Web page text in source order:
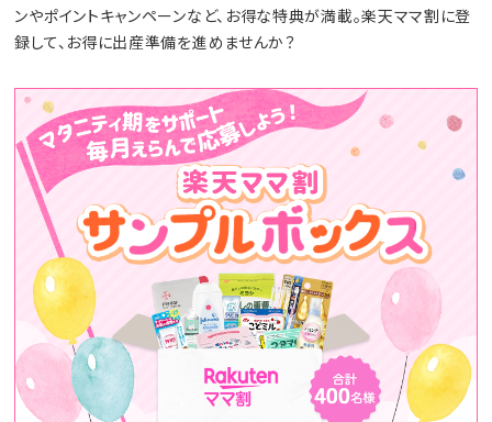
ンやポイントキャンペーンなど、お得な特典が満載。楽天ママ割に登
録して、お得に出産準備を進めませんか？